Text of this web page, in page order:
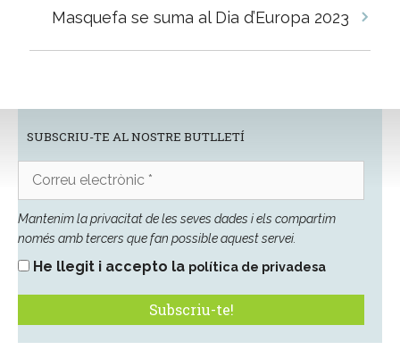
Masquefa se suma al Dia d’Europa 2023
SUBSCRIU-TE AL NOSTRE BUTLLETÍ
electrònic
Mantenim la privacitat de les seves dades i els compartim
només amb tercers que fan possible aquest servei.
He llegit i accepto la política de privadesa